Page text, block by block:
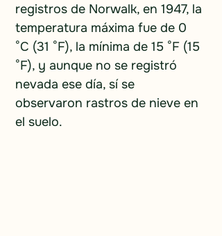
registros de Norwalk, en 1947, la
temperatura máxima fue de 0
°C (31 °F), la mínima de 15 °F (15
°F), y aunque no se registró
nevada ese día, sí se
observaron rastros de nieve en
el suelo.